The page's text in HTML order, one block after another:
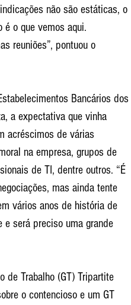
não são estáticas, o
é o que vemos aqui.
reuniões”, pontuou o
Bancários dos
a expectativa que vinha
acréscimos de várias
na empresa, grupos de
de TI, dentre outros. “É
mas ainda tente
vários anos de história de
e será preciso uma grande
de Trabalho (GT) Tripartite
o contencioso e um GT